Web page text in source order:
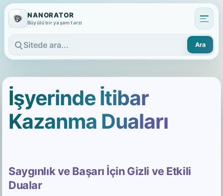
NANORATOR
Büyülü bir yaşam tarzı
Sitede ara
Ara
İşyerinde İtibar
Kazanma Duaları
Saygınlık ve Başarı İçin Gizli ve Etkili
Dualar